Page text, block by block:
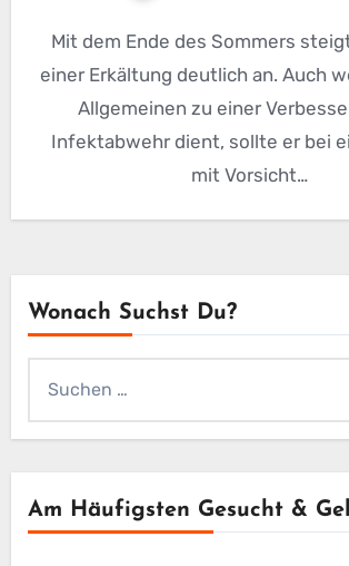
Mit dem Ende des Sommers
einer Erkältung deutlich an. Auch
Allgemeinen zu einer
Infektabwehr dient, sollte er bei
mit Vorsicht…
Wonach Suchst Du?
nach:
Am Häufigsten Gesucht &